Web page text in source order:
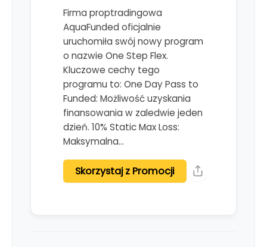
Firma proptradingowa
AquaFunded oficjalnie
uruchomiła swój nowy program
o nazwie One Step Flex.
Kluczowe cechy tego
programu to: One Day Pass to
Funded: Możliwość uzyskania
finansowania w zaledwie jeden
dzień. 10% Static Max Loss:
Maksymalna…
Skorzystaj z Promocji